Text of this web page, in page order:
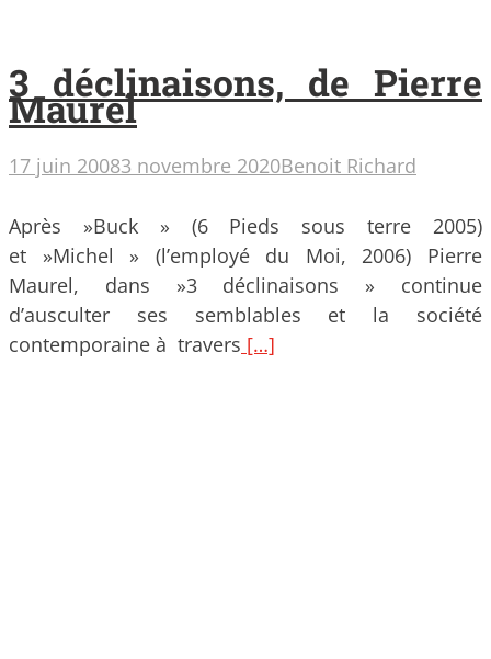
3 déclinaisons, de Pierre
Maurel
17 juin 20083 novembre 2020Benoit Richard
Après »Buck » (6 Pieds sous terre 2005)
et »Michel » (l’employé du Moi, 2006) Pierre
Maurel, dans »3 déclinaisons » continue
d’ausculter ses semblables et la société
contemporaine à travers […]